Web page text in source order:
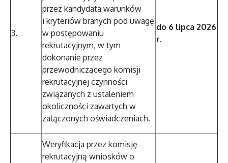
3.
przez kandydata warunków
i kryteriów branych pod uwagę
w postępowaniu
rekrutacyjnym, w tym
dokonanie przez
przewodniczącego komisji
rekrutacyjnej czynności
związanych z ustaleniem
okoliczności zawartych w
załączonych oświadczeniach.
do 6 lipca 2026
r.
Weryfikacja przez komisję
rekrutacyjną wniosków o